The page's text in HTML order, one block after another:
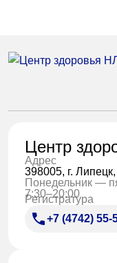
Центр
Адрес
398005, г.
Понедельник —
7:30–20:00
Регистратура
+7 (4742) 55-